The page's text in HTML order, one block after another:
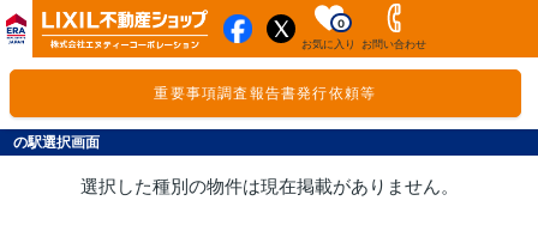
お気に入り
0
お問い合わせ
重要事項調査報告書発行依頼等
の駅選択画面
選択した種別の物件は現在掲載がありません。